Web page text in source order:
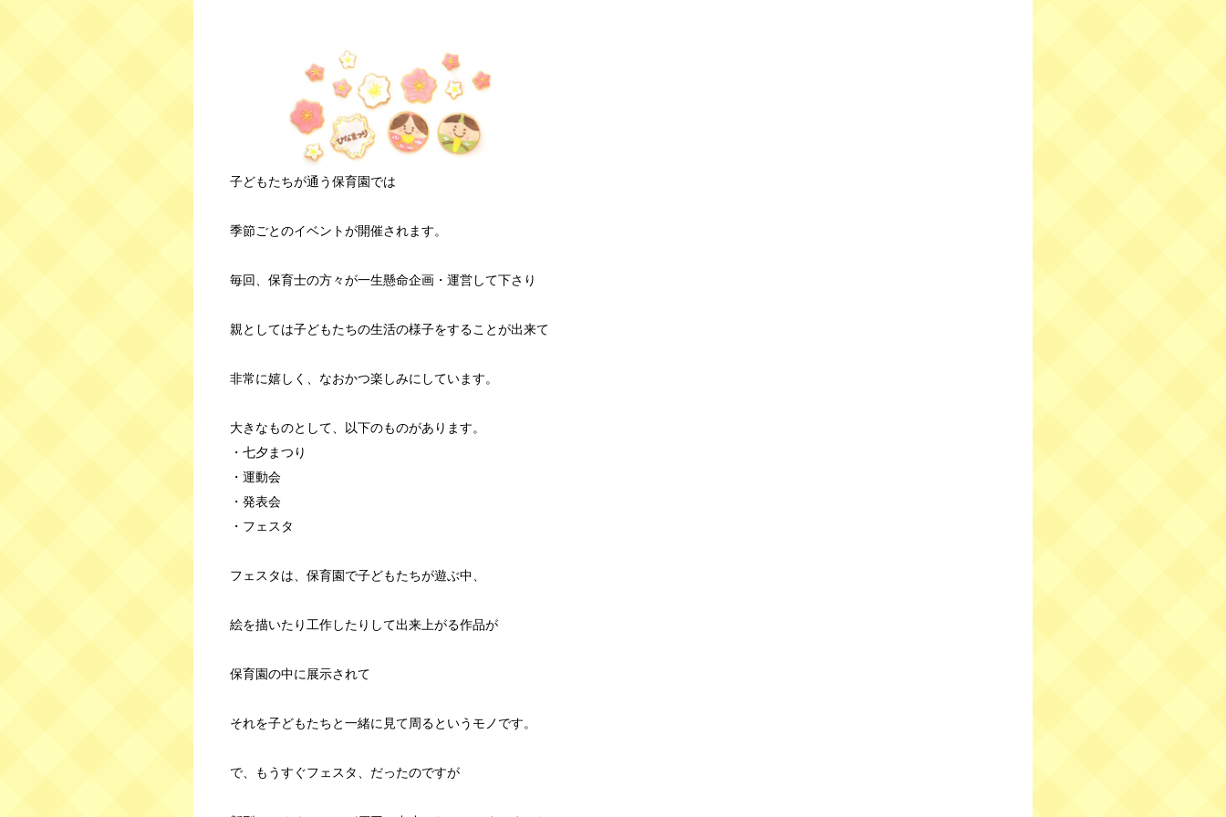
子どもたちが通う保育園では
季節ごとのイベントが開催されます。
毎回、保育士の方々が一生懸命企画・運営して下さり
親としては子どもたちの生活の様子をすることが出来て
非常に嬉しく、なおかつ楽しみにしています。
大きなものとして、以下のものがあります。
・七夕まつり
・運動会
・発表会
・フェスタ
フェスタは、保育園で子どもたちが遊ぶ中、
絵を描いたり工作したりして出来上がる作品が
保育園の中に展示されて
それを子どもたちと一緒に見て周るというモノです。
で、もうすぐフェスタ、だったのですが